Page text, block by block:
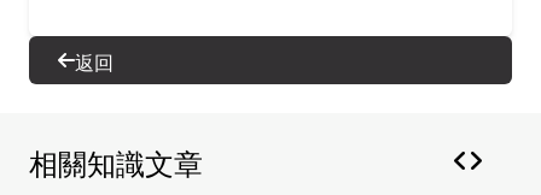
返回
相關知識文章